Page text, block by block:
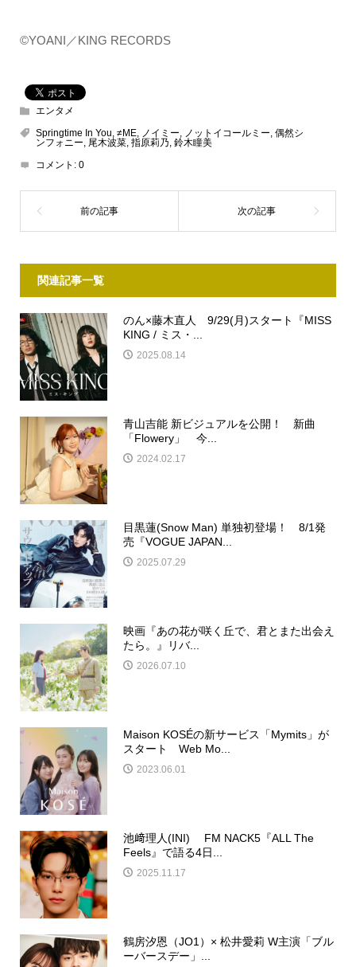
©️YOANI／KING RECORDS
エンタメ
Springtime In You, ≠ME, ノイミー, ノットイコールミー, 偶然シ
ンフォニー, 尾木波菜, 指原莉乃, 鈴木瞳美
コメント: 0
関連記事一覧
のん×藤木直人 9/29(月)スタート『MISS
KING / ミス・...
2025.08.14
青山吉能 新ビジュアルを公開！ 新曲
「Flowery」 今...
2024.02.17
目黒蓮(Snow Man) 単独初登場！ 8/1発
売『VOGUE JAPAN...
2025.07.29
映画『あの花が咲く丘で、君とまた出会え
たら。』リバ...
2026.07.10
Maison KOSÉの新サービス「Mymits」が
スタート Web Mo...
2023.06.01
池﨑理人(INI) FM NACK5『ALL The
Feels』で語る4日...
2025.11.17
鶴房汐恩（JO1）× 松井愛莉 W主演「ブル
ーバースデー」...